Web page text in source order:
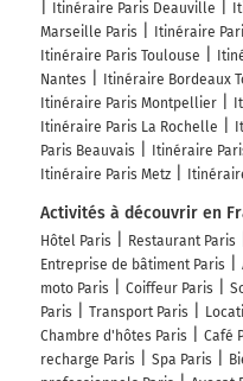
Sortir et
Continuer sur
PARIS-
194 km
Continuer
194 km
Itinéraire Paris Deauville
Marseille Paris
Itinéraire
Itinéraire Paris Toulouse
Nantes
Itinéraire Bordeaux
Itinéraire Paris Montpellier
Itinéraire Paris La Rochelle
Paris Beauvais
Itinéraire
Itinéraire Paris Metz
Activités à découvrir en
Hôtel Paris Restaurant Paris
Entreprise de bâtiment Paris
moto Paris
Coiffeur Paris
Paris
Transport Paris
Chambre d'hôtes Paris
Café
recharge Paris
Spa Paris